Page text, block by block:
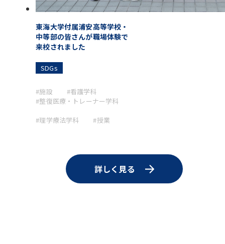
東海大学付属浦安高等学校・
中等部の皆さんが職場体験で
来校されました
SDGs
#施設
#看護学科
#整復医療・トレーナー学科
#理学療法学科
#授業
詳しく見る